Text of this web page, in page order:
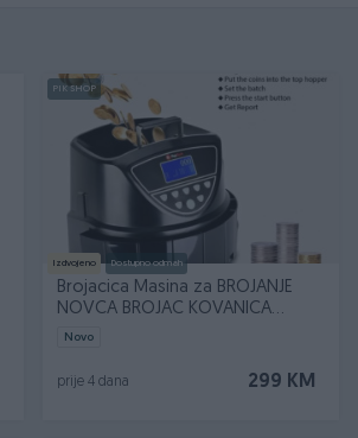
PIK SHOP
Izdvojeno Dostupno odmah
Brojacica Masina za BROJANJE
NOVCA BROJAC KOVANICA
066494941
Novo
299 KM
prije 4 dana